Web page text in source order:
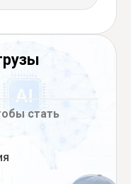
стать